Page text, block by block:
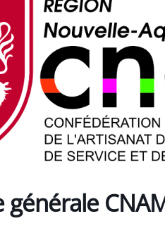
générale